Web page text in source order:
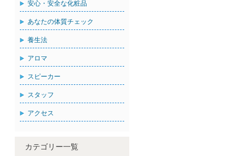
安心・安全な化粧品
あなたの体質チェック
養生法
アロマ
スピーカー
スタッフ
アクセス
カテゴリー一覧